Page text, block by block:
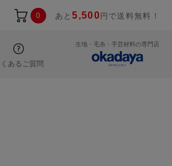
0 あと5,500 円で送料無料！
あるご質問
生地・毛糸・手芸材料の専門店